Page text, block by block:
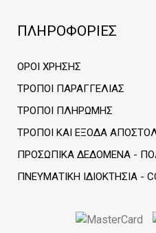
ΠΛΗΡΟΦΟΡΙΕΣ
ΌΡΟΙ ΧΡΉΣΗΣ
ΤΡΌΠΟΙ ΠΑΡΑΓΓΕΛΊΑΣ
ΤΡΌΠΟΙ ΠΛΗΡΩΜΉΣ
ΤΡΌΠΟΙ ΚΑΙ ΈΞΟΔΑ
ΠΡΟΣΩΠΙΚΆ ΔΕΔΟΜΈΝΑ -
ΠΝΕΥΜΑΤΙΚΉ ΙΔΙΟΚΤΗΣΊΑ -